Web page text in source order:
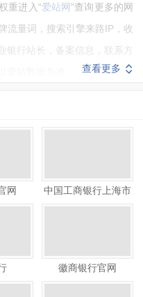
重进入“爱站网”查询更多的网
流量词，搜索引擎来路IP，收
银行站长，备案信息，联系方
查看更多
网
中国工商银行上海市
徽商银行官网